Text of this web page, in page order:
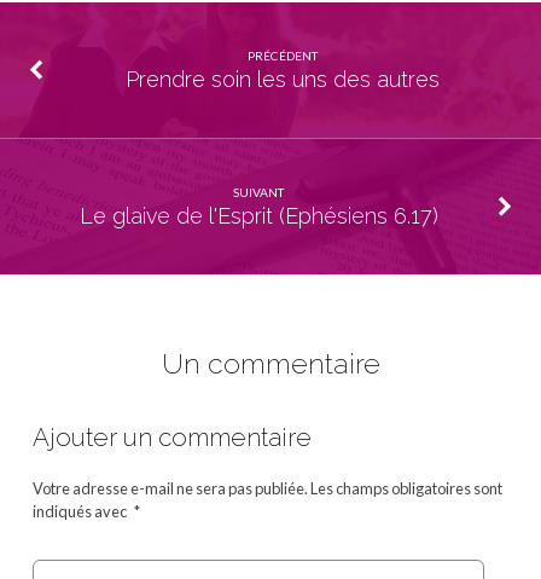
PRÉCÉDENT
Prendre soin les uns des autres
SUIVANT
Le glaive de l'Esprit (Ephésiens 6.17)
Un commentaire
Ajouter un commentaire
Votre adresse e-mail ne sera pas publiée.Les champs obligatoires sont
indiqués avec *